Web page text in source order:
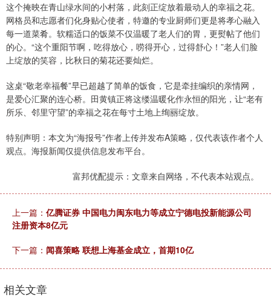
这个掩映在青山绿水间的小村落，此刻正绽放着最动人的幸福之花。
网格员和志愿者们化身贴心使者，特邀的专业厨师们更是将孝心融入
每一道菜肴。软糯适口的饭菜不仅温暖了老人们的胃，更熨帖了他们
的心。“这个重阳节啊，吃得放心，唠得开心，过得舒心！”老人们脸
上绽放的笑容，比秋日的菊花还要灿烂。
这桌“敬老幸福餐”早已超越了简单的饭食，它是牵挂编织的亲情网，
是爱心汇聚的连心桥。田黄镇正将这缕温暖化作永恒的阳光，让“老有
所乐、邻里守望”的幸福之花在每寸土地上绚丽绽放。‍
特别声明：本文为“海报号”作者上传并发布A策略，仅代表该作者个人
观点。海报新闻仅提供信息发布平台。
富邦优配提示：文章来自网络，不代表本站观点。
上一篇： 亿腾证券 中国电力闽东电力等成立宁德电投新能源公司
注册资本8亿元
下一篇： 闻喜策略 联想上海基金成立，首期10亿
相关文章